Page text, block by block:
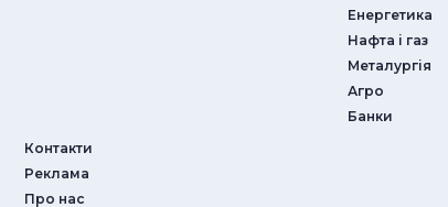
Контакти
Реклама
Про нас
Енергетика
Нафта і газ
Металургія
Агро
Банки